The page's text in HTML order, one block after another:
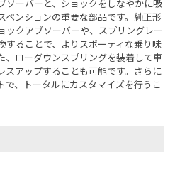
ソーバーと、ショックをしなやかに吸
ンションの重要な部品です。純正形
ックアブソーバーや、スプリングレー
することで、よりスポーティな乗り味
、ローダウンスプリングを装着して車
スアップすることも可能です。さらに
、トータルにカスタマイズを行うこ